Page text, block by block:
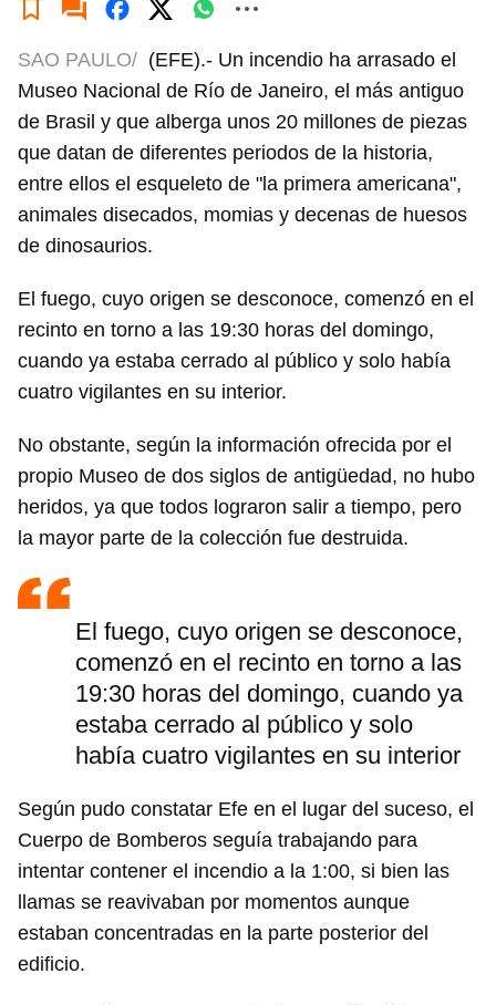
SAO PAULO/ (EFE).- Un incendio ha arrasado el
Museo Nacional de Río de Janeiro, el más antiguo
de Brasil y que alberga unos 20 millones de piezas
que datan de diferentes periodos de la historia,
entre ellos el esqueleto de "la primera americana",
animales disecados, momias y decenas de huesos
de dinosaurios.
El fuego, cuyo origen se desconoce, comenzó en el
recinto en torno a las 19:30 horas del domingo,
cuando ya estaba cerrado al público y solo había
cuatro vigilantes en su interior.
No obstante, según la información ofrecida por el
propio Museo de dos siglos de antigüedad, no hubo
heridos, ya que todos lograron salir a tiempo, pero
la mayor parte de la colección fue destruida.
El fuego, cuyo origen se desconoce,
comenzó en el recinto en torno a las
19:30 horas del domingo, cuando ya
estaba cerrado al público y solo
había cuatro vigilantes en su interior
Según pudo constatar Efe en el lugar del suceso, el
Cuerpo de Bomberos seguía trabajando para
intentar contener el incendio a la 1:00, si bien las
llamas se reavivaban por momentos aunque
estaban concentradas en la parte posterior del
edificio.